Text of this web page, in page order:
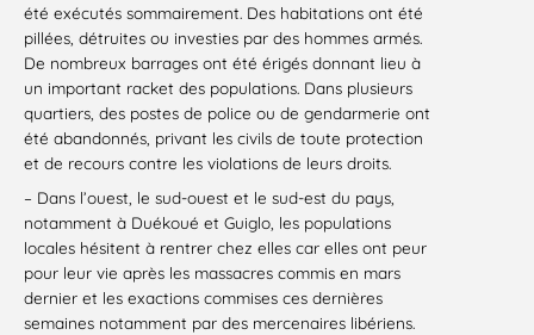
été exécutés sommairement. Des habitations ont été
pillées, détruites ou investies par des hommes armés.
De nombreux barrages ont été érigés donnant lieu à
un important racket des populations. Dans plusieurs
quartiers, des postes de police ou de gendarmerie ont
été abandonnés, privant les civils de toute protection
et de recours contre les violations de leurs droits.
– Dans l’ouest, le sud-ouest et le sud-est du pays,
notamment à Duékoué et Guiglo, les populations
locales hésitent à rentrer chez elles car elles ont peur
pour leur vie après les massacres commis en mars
dernier et les exactions commises ces dernières
semaines notamment par des mercenaires libériens.